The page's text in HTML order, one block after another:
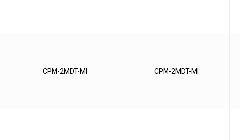
CPM-2MDT-MI CPM-2MDT-MI